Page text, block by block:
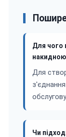
Для чого
Для
Чи